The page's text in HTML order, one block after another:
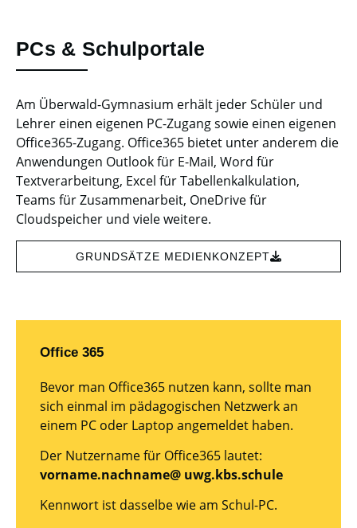
PCs & Schulportale
Am Überwald-Gymnasium erhält jeder Schüler und
Lehrer einen eigenen PC-Zugang sowie einen eigenen
Office365-Zugang. Office365 bietet unter anderem die
Anwendungen Outlook für E-Mail, Word für
Textverarbeitung, Excel für Tabellenkalkulation,
Teams für Zusammenarbeit, OneDrive für
Cloudspeicher und viele weitere.
GRUNDSÄTZE MEDIENKONZEPT
Office 365
Bevor man Office365 nutzen kann, sollte man
sich einmal im pädagogischen Netzwerk an
einem PC oder Laptop angemeldet haben.
Der Nutzername für Office365 lautet:
vorname.nachname@ uwg.kbs.schule
Kennwort ist dasselbe wie am Schul-PC.